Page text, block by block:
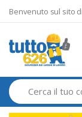
Benvenuto sul sito
Search